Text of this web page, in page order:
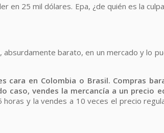
en 25 mil dólares. Epa, ¿de quién es la
barato, en un mercado y lo
cara en Colombia o Brasil. Compras
caso, vendes la mercancía a un precio
y la vendes a 10 veces el precio